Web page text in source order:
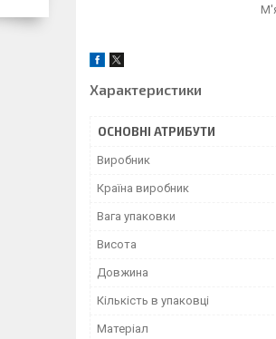
Характеристики
ОСНОВНІ АТРИБУТИ
Виробник
Країна виробник
Вага упаковки
Висота
Довжина
Кількість в упаковці
Матеріал